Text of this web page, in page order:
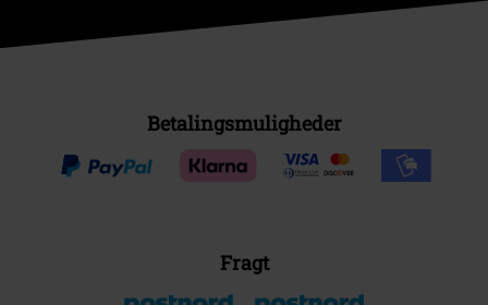
Betalingsmuligheder
Fragt